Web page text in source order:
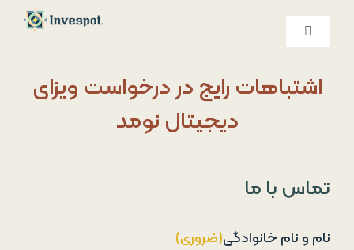
Skip
کنترلر
تماس با ما
اشتباهات رایج در درخواست ویزای
دیجیتال نومد
تماس با ما
نام و نام خانوادگی(ضروری)